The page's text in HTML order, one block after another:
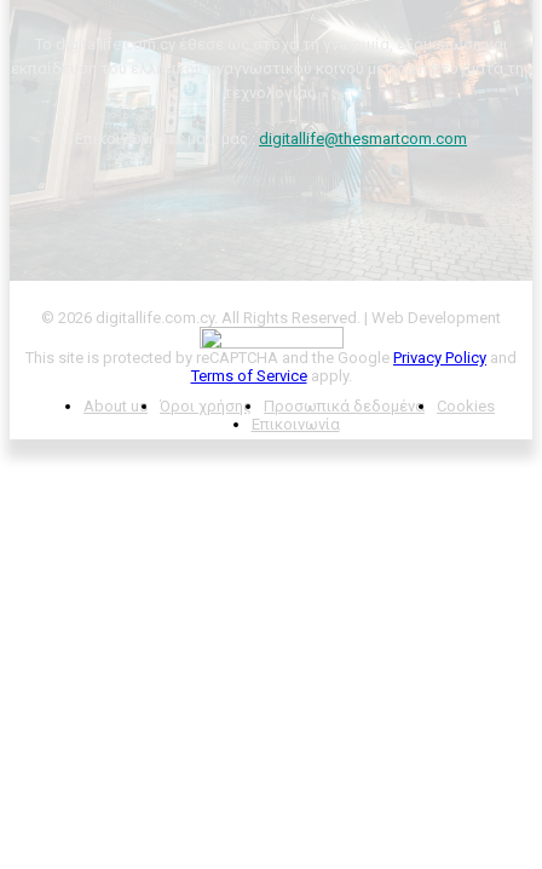
Το digitallife.com.cy έθεσε ως στόχο τη γνωριμία, εξοικείωση και
εκπαίδευση του ελληνικού αναγνωστικού κοινού με τα επιτεύγματα της
τεχνολογίας.
Επικοινωνήστε μαζί μας : digitallife@thesmartcom.com
© 2026 digitallife.com.cy. All Rights Reserved. | Web Development
This site is protected by reCAPTCHA and the Google Privacy Policy and
Terms of Serviceapply.
About us
Όροι χρήσης Προσωπικά δεδομένα
Cookies
Επικοινωνία